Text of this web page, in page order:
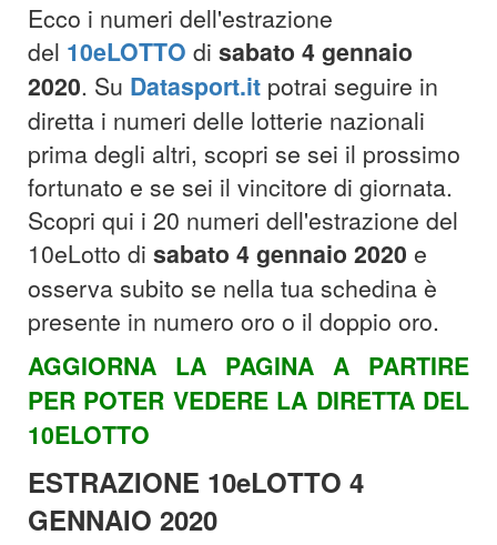
Ecco i numeri dell'estrazione
del 10eLOTTO di sabato 4 gennaio
2020. Su Datasport.it potrai seguire in
diretta i numeri delle lotterie nazionali
prima degli altri, scopri se sei il prossimo
fortunato e se sei il vincitore di giornata.
Scopri qui i 20 numeri dell'estrazione del
10eLotto di sabato 4 gennaio 2020 e
osserva subito se nella tua schedina è
presente in numero oro o il doppio oro.
AGGIORNA LA PAGINA A PARTIRE
PER POTER VEDERE LA DIRETTA DEL
10ELOTTO
ESTRAZIONE 10eLOTTO 4
GENNAIO 2020